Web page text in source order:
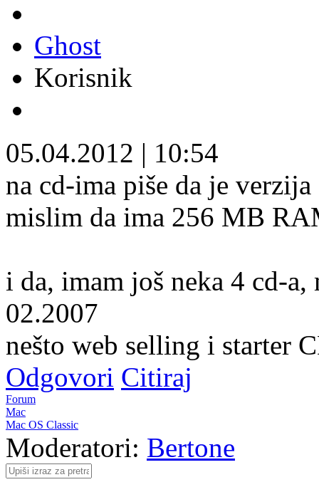
Ghost
Korisnik
05.04.2012 | 10:54
na cd-ima piše da je verzija
mislim da ima 256 MB
i da, imam još neka 4 cd-
02.2007
nešto web selling i starter
Odgovori Citiraj
Forum
Mac
Mac OS Classic
Moderatori: Bertone